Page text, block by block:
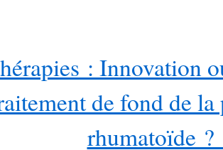
: Innovation
de fond de
rhumatoïde ?